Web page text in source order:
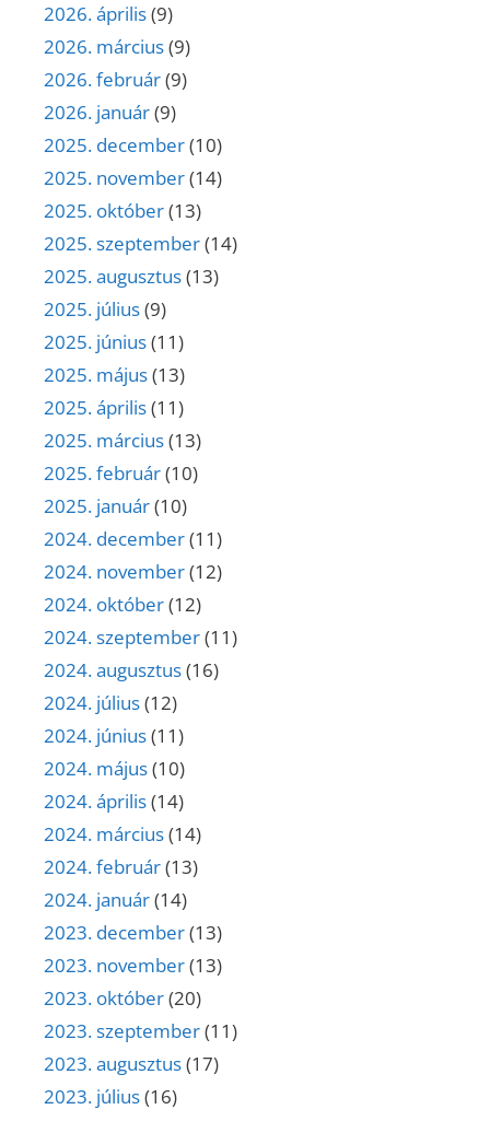
2026. április(9)
2026. március(9)
2026. február(9)
2026. január(9)
2025. december(10)
2025. november(14)
2025. október(13)
2025. szeptember(14)
2025. augusztus(13)
2025. július(9)
2025. június(11)
2025. május(13)
2025. április(11)
2025. március(13)
2025. február(10)
2025. január(10)
2024. december(11)
2024. november(12)
2024. október(12)
2024. szeptember(11)
2024. augusztus(16)
2024. július(12)
2024. június(11)
2024. május(10)
2024. április(14)
2024. március(14)
2024. február(13)
2024. január(14)
2023. december(13)
2023. november(13)
2023. október(20)
2023. szeptember(11)
2023. augusztus(17)
2023. július(16)